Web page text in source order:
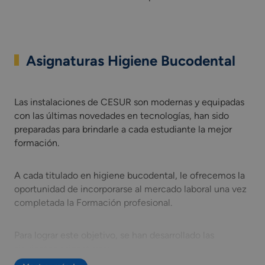
Asignaturas Higiene Bucodental
Las instalaciones de CESUR son modernas y equipadas
con las últimas novedades en tecnologías, han sido
preparadas para brindarle a cada estudiante la mejor
formación.
A cada titulado en higiene bucodental, le ofrecemos la
oportunidad de incorporarse al mercado laboral una vez
completada la Formación profesional.